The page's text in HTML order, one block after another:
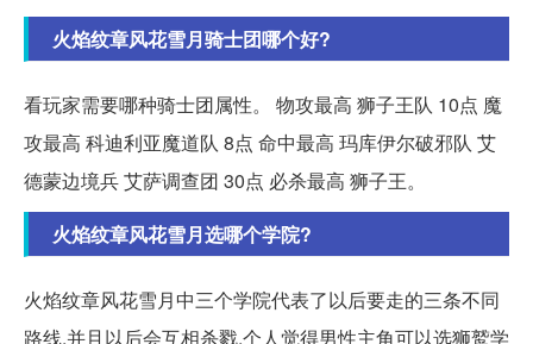
火焰纹章风花雪月骑士团哪个好?
看玩家需要哪种骑士团属性。 物攻最高 狮子王队 10点 魔
攻最高 科迪利亚魔道队 8点 命中最高 玛库伊尔破邪队 艾
德蒙边境兵 艾萨调查团 30点 必杀最高 狮子王。
火焰纹章风花雪月选哪个学院?
火焰纹章风花雪月中三个学院代表了以后要走的三条不同
路线,并且以后会互相杀戮,个人觉得男性主角可以选狮鹫学